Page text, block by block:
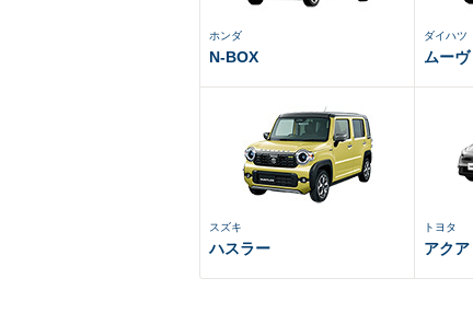
ホンダ
N-BOX
ダイハツ
ムーヴ
スズキ
ハスラー
トヨタ
アクア